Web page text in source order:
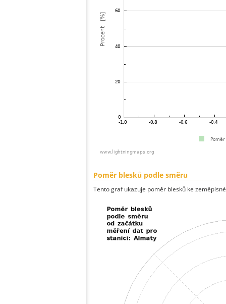
Poměr blesků podle směru
Tento graf ukazuje poměr blesků ke